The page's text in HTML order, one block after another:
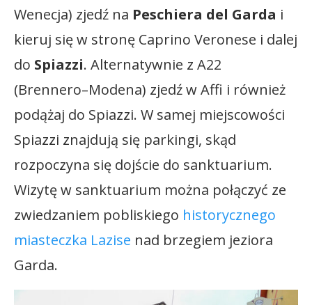
Wenecja) zjedź na Peschiera del Garda i
kieruj się w stronę Caprino Veronese i dalej
do Spiazzi. Alternatywnie z A22
(Brennero–Modena) zjedź w Affi i również
podążaj do Spiazzi. W samej miejscowości
Spiazzi znajdują się parkingi, skąd
rozpoczyna się dojście do sanktuarium.
Wizytę w sanktuarium można połączyć ze
zwiedzaniem pobliskiego historycznego
miasteczka Lazise nad brzegiem jeziora
Garda.